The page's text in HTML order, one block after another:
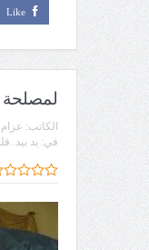
Like
الكاتب: عزام
في: يد